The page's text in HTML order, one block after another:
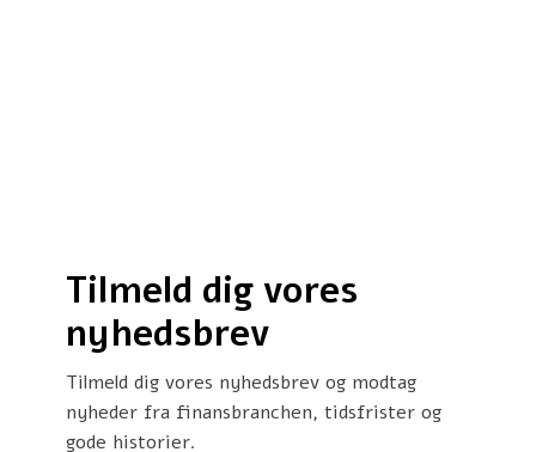
Tilmeld dig vores
nyhedsbrev
Tilmeld dig vores nyhedsbrev og modtag
nyheder fra finansbranchen, tidsfrister og
gode historier.